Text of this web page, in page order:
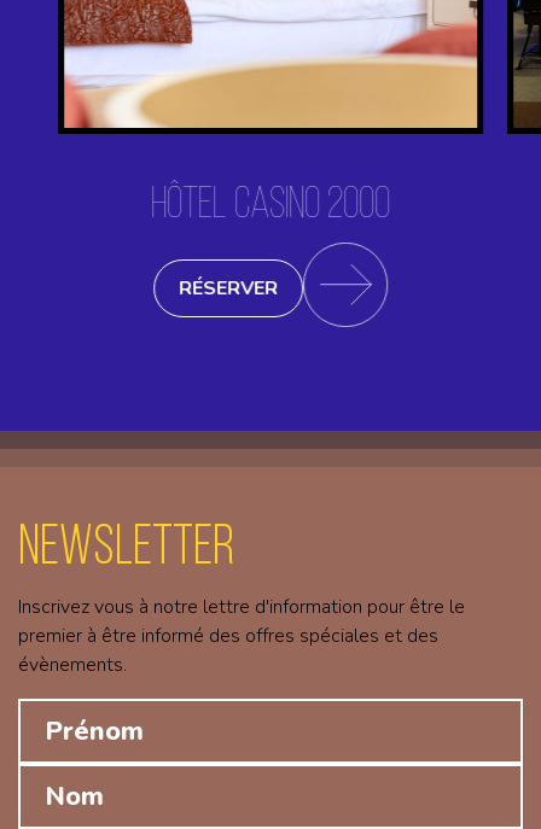
HÔTEL CASINO 2000
RÉSERVER
Newsletter
Inscrivez vous à notre lettre d'information pour être le
premier à être informé des offres spéciales et des
évènements.